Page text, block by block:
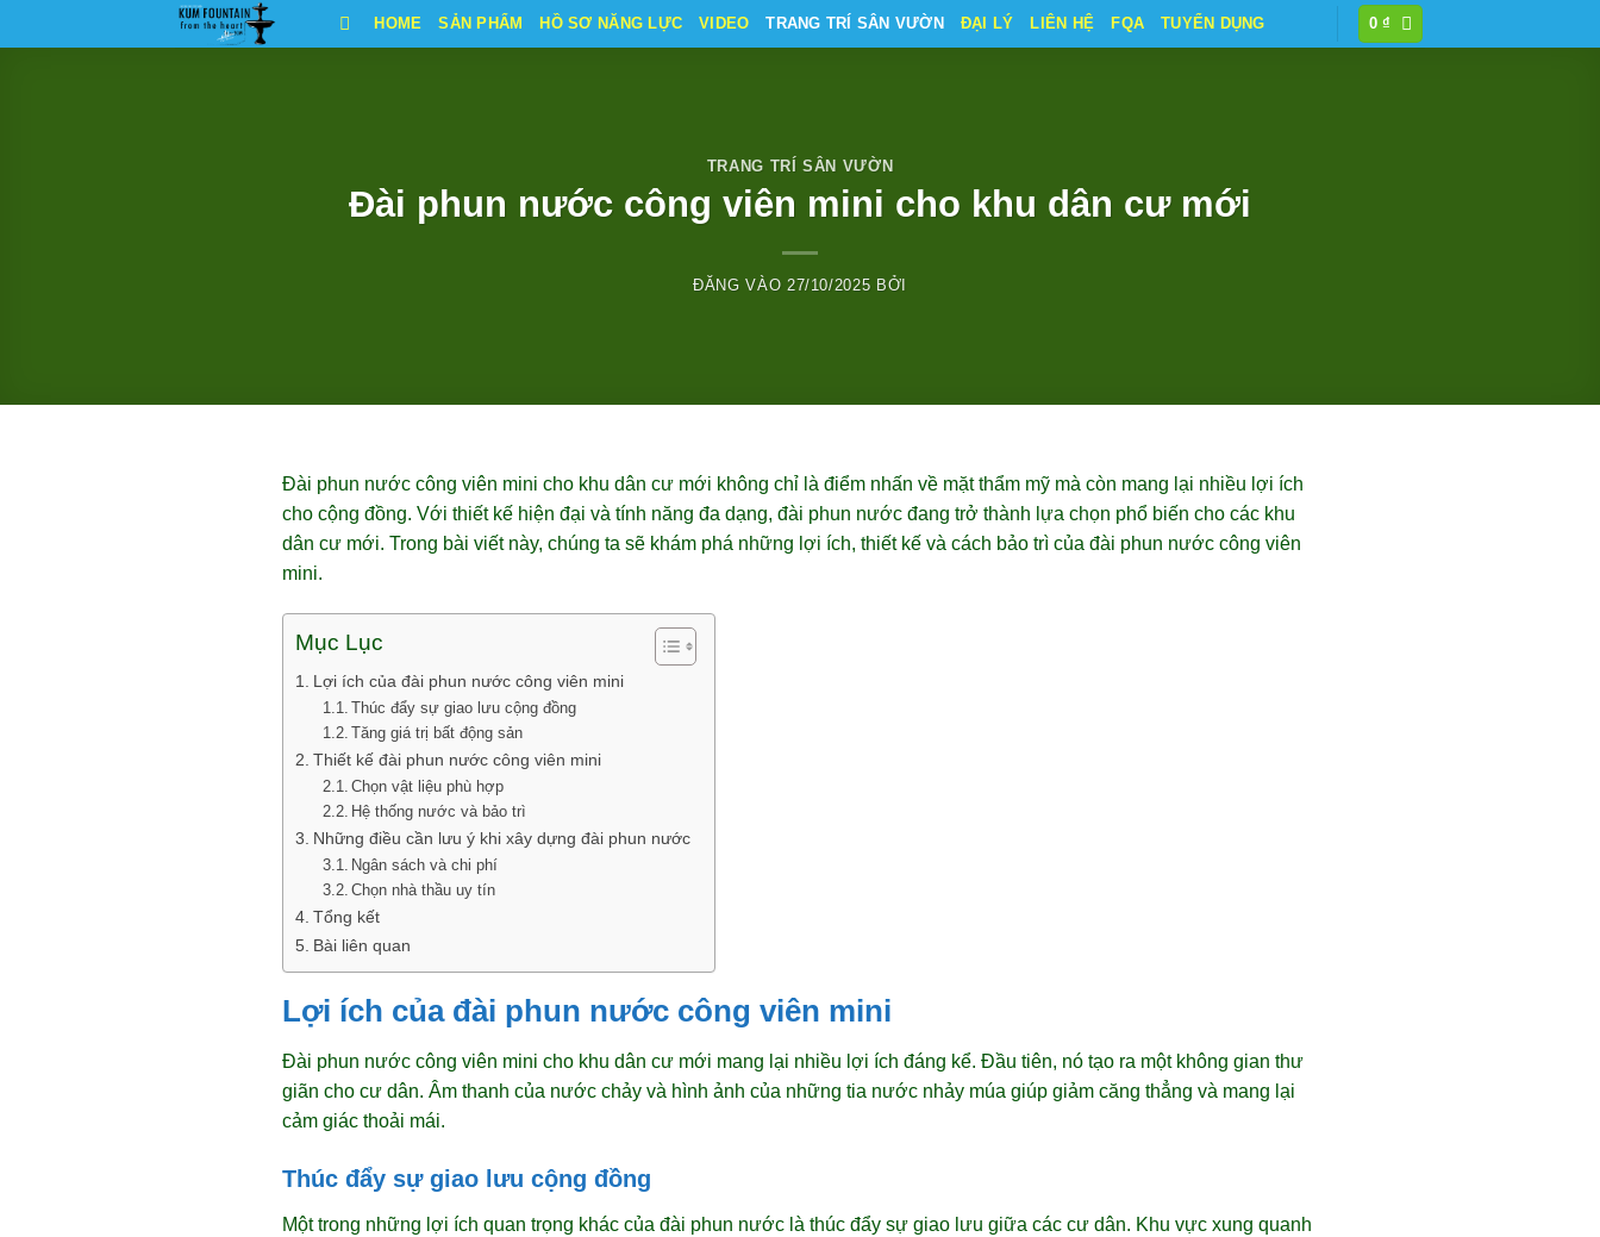
qua
HOME SẢN PHẨM HỒ SƠ NĂNG LỰC VIDEO TRANG TRÍ SÂN VƯỜN ĐẠI LÝ LIÊN HỆ FQA TUYỂN DỤNG 0₫
TRANG TRÍ SÂN VƯỜN
Đài phun nước công viên mini cho khu dân cư mới
ĐĂNG VÀO 27/10/2025 BỞI
Đài phun nước công viên mini cho khu dân cư mới không chỉ là điểm nhấn về mặt thẩm mỹ mà còn mang lại nhiều lợi ích
cho cộng đồng. Với thiết kế hiện đại và tính năng đa dạng, đài phun nước đang trở thành lựa chọn phổ biến cho các khu
dân cư mới. Trong bài viết này, chúng ta sẽ khám phá những lợi ích, thiết kế và cách bảo trì của đài phun nước công viên
mini.
Mục Lục
Lợi ích của đài phun nước công viên mini
Thúc đẩy sự giao lưu cộng đồng
Tăng giá trị bất động sản
Thiết kế đài phun nước công viên mini
Chọn vật liệu phù hợp
Hệ thống nước và bảo trì
Những điều cần lưu ý khi xây dựng đài phun nước
Ngân sách và chi phí
Chọn nhà thầu uy tín
Tổng kết
Bài liên quan
Lợi ích của đài phun nước công viên mini
Đài phun nước công viên mini cho khu dân cư mới mang lại nhiều lợi ích đáng kể. Đầu tiên, nó tạo ra một không gian thư
giãn cho cư dân. Âm thanh của nước chảy và hình ảnh của những tia nước nhảy múa giúp giảm căng thẳng và mang lại
cảm giác thoải mái.
Thúc đẩy sự giao lưu cộng đồng
Một trong những lợi ích quan trọng khác của đài phun nước là thúc đẩy sự giao lưu giữa các cư dân. Khu vực xung quanh